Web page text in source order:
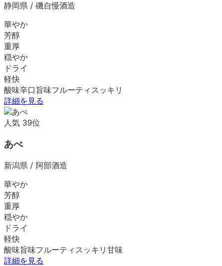
静岡県 / 磯自慢酒造
華やか
芳醇
重厚
穏やか
ドライ
軽快
酸味辛口 旨味フルーティ スッキリ
詳細を見る
人気 39位
あべ
新潟県 / 阿部酒造
華やか
芳醇
重厚
穏やか
ドライ
軽快
酸味旨味フルーティ スッキリ 甘味
詳細を見る